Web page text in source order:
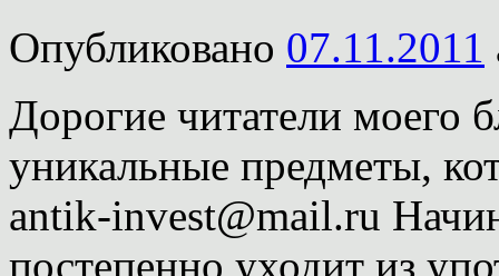
Опубликовано 07.11.2011
Дорогие читатели моего
уникальные предметы,
antik-invest@mail.ru
постепенно уходит из